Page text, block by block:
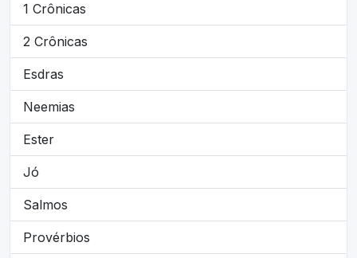
1 Crônicas
2 Crônicas
Esdras
Neemias
Ester
Jó
Salmos
Provérbios